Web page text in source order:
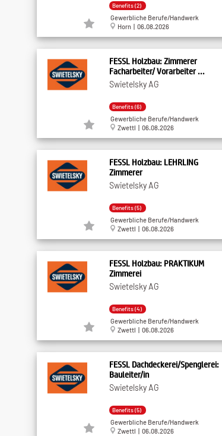
Benefits (2)
Gewerbliche Berufe/Handwerk
Horn | 06.08.2026
FESSL Holzbau: Zimmerer
Facharbeiter/ Vorarbeiter ...
Swietelsky AG
Benefits (6)
Gewerbliche Berufe/Handwerk
Zwettl | 06.08.2026
FESSL Holzbau: LEHRLING
Zimmerer
Swietelsky AG
Benefits (5)
Gewerbliche Berufe/Handwerk
Zwettl | 06.08.2026
FESSL Holzbau: PRAKTIKUM
Zimmerei
Swietelsky AG
Benefits (4)
Gewerbliche Berufe/Handwerk
Zwettl | 06.08.2026
FESSL Dachdeckerei/Spenglerei:
Bauleiter/in
Swietelsky AG
Benefits (5)
Gewerbliche Berufe/Handwerk
Zwettl | 06.08.2026